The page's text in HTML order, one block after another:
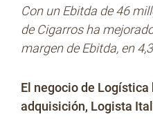
Con un Ebitda de 46
de Cigarros ha
margen de Ebitda, en
El negocio de
adquisición, Logista